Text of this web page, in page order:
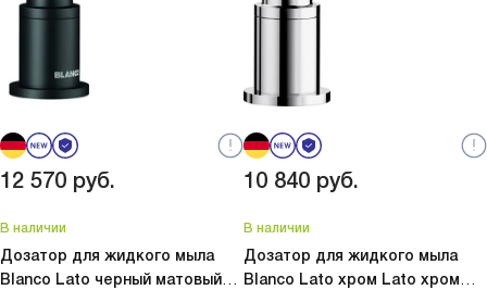
12 570 руб.
В наличии
Дозатор для жидкого мыла
Blanco Lato черный матовый
10 840 руб.
В наличии
Дозатор для жидкого мыла
Blanco Lato хром Lato хром